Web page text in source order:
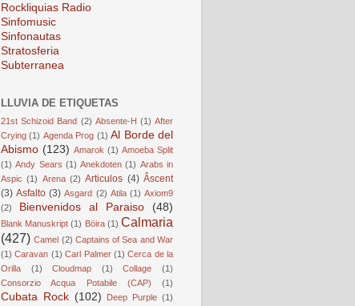
Rockliquias Radio
Sinfomusic
Sinfonautas
Stratosferia
Subterranea
LLUVIA DE ETIQUETAS
21st Schizoid Band (2) Absente-H (1) After
Crying (1) Agenda Prog (1) Al Borde del
Abismo (123) Amarok (1) Amoeba Split
(1) Andy Sears (1) Anekdoten (1) Arabs in
Aspic (1) Arena (2) Articulos (4) Âscent
(3) Asfalto (3) Asgard (2) Atila (1) Axiom9
(2)
Bienvenidos al Paraiso (48)
Blank Manuskript (1) Böira (1) Calmaria
(427) Camel (2) Captains of Sea and War
(1) Caravan (1) Carl Palmer (1) Cerca de la
Orilla
(1) Cloudmap (1) Collage
(1)
Consorzio Acqua Potabile (CAP)
(1)
Cubata Rock (102) Deep Purple (1)